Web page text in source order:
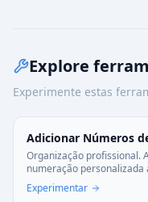
Explore
Experimente estas
Adicionar Números
Organização profissional.
numeração personalizada
documentos PDF na
preferir. Deixe-os
Experimentar